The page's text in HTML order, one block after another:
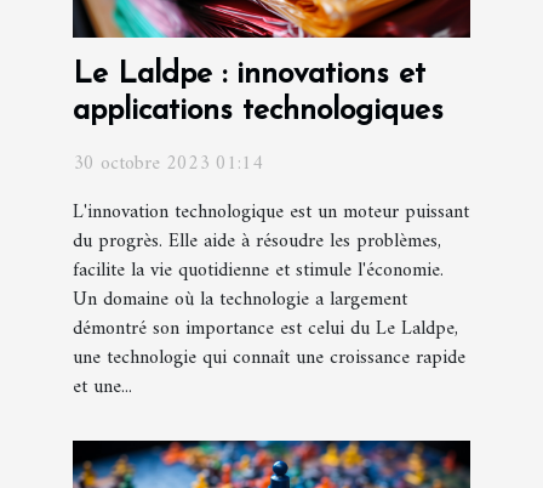
Le Laldpe : innovations et
applications technologiques
30 octobre 2023 01:14
L'innovation technologique est un moteur puissant
du progrès. Elle aide à résoudre les problèmes,
facilite la vie quotidienne et stimule l'économie.
Un domaine où la technologie a largement
démontré son importance est celui du Le Laldpe,
une technologie qui connaît une croissance rapide
et une...